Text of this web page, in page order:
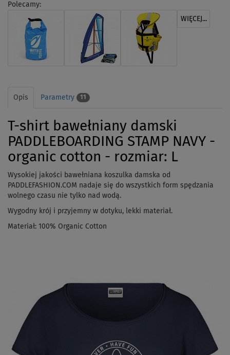
Polecamy:
WIĘCEJ...
Opis Parametry 11
T-shirt bawełniany damski
PADDLEBOARDING STAMP NAVY -
organic cotton - rozmiar: L
Wysokiej jakości bawełniana koszulka damska od
PADDLEFASHION.COM nadaje się do wszystkich form spędzania
wolnego czasu nie tylko nad wodą.
Wygodny krój i przyjemny w dotyku, lekki materiał.
Materiał: 100% Organic Cotton